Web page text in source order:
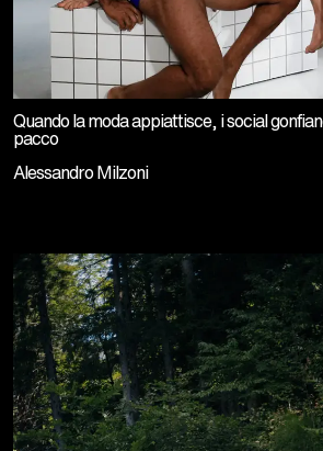
Quando la moda appiattisce, i social
pacco
Alessandro Milzoni